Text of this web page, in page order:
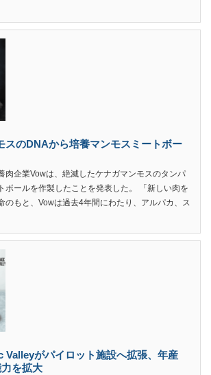
スのDNAから培養マンモスミートボー
肉企業Vowは、絶滅したケナガマンモスのタンパ
ボールを作製したことを発表した。 「新しい肉を
のもと、Vowは過去4年間にわたり、アルパカ、ス
Valleyがパイロット施設へ拡張、年産
を拡大